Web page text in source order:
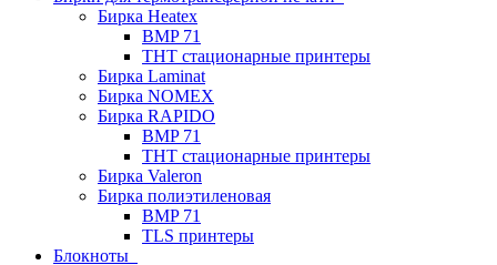
Бирка Heatex
BMP 71
THT стационарные принтеры
Бирка Laminat
Бирка NOMEX
Бирка RAPIDO
BMP 71
THT стационарные принтеры
Бирка Valeron
Бирка полиэтиленовая
BMP 71
TLS принтеры
Блокноты